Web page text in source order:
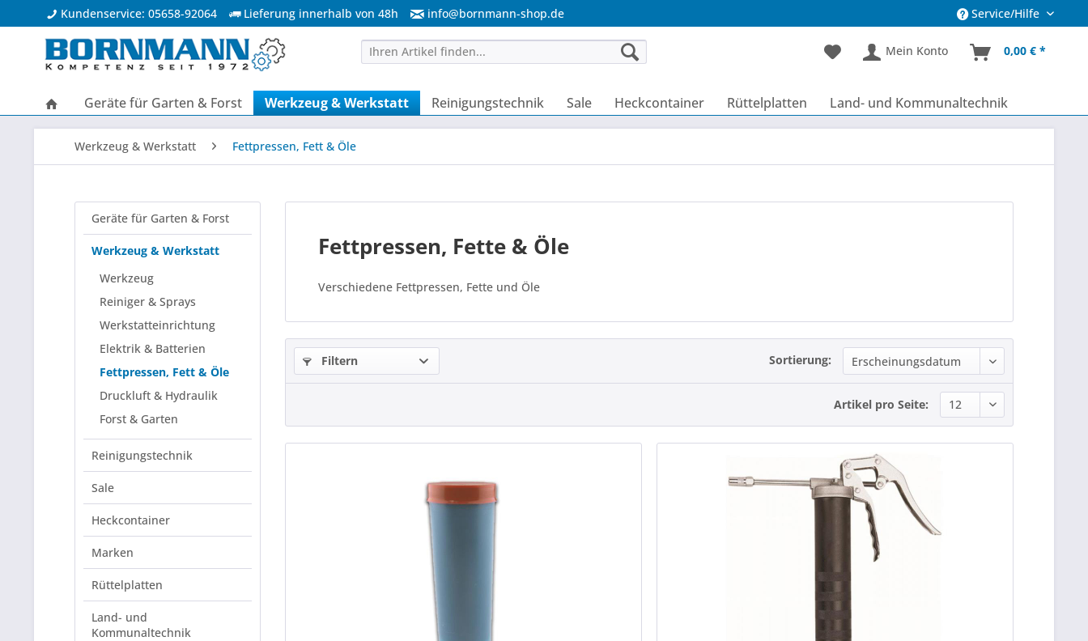
Service/Hilfe
Kundenservice: 05658-92064 Lieferung innerhalb von 48h info@bornmann-shop.de
Mein Konto 0,00 € *
Geräte für Garten & Forst Werkzeug & Werkstatt Reinigungstechnik Sale Heckcontainer Rüttelplatten Land- und Kommunaltechnik
Werkzeug & Werkstatt Fettpressen, Fett & Öle
Geräte für Garten & Forst
Werkzeug & Werkstatt
Werkzeug
Reiniger & Sprays
Werkstatteinrichtung
Elektrik & Batterien
Fettpressen, Fett & Öle
Druckluft & Hydraulik
Forst & Garten
Reinigungstechnik
Sale
Heckcontainer
Marken
Rüttelplatten
Land- und
Kommunaltechnik
Fettpressen, Fette & Öle
Verschiedene Fettpressen, Fette und Öle
Filtern Sortierung:
Artikel pro Seite: